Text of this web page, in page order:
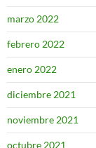
marzo 2022
febrero 2022
enero 2022
diciembre 2021
noviembre 2021
octubre 2021